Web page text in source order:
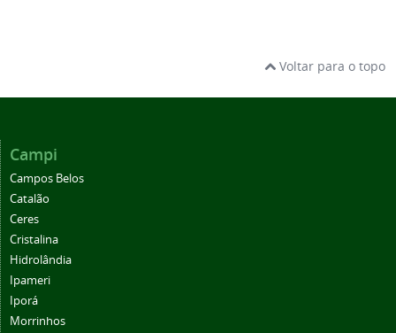
Voltar para o topo
Campi
Campos Belos
Catalão
Ceres
Cristalina
Hidrolândia
Ipameri
Iporá
Morrinhos